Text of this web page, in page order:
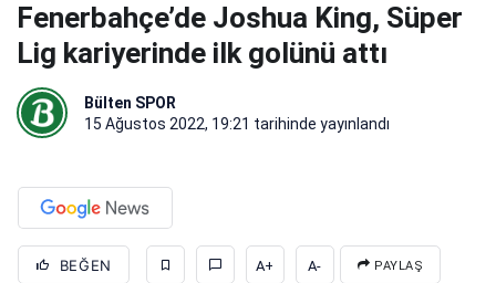
Fenerbahçe’de Joshua King, Süper
Lig kariyerinde ilk golünü attı
Bülten SPOR
15 Ağustos 2022, 19:21 tarihinde yayınlandı
BEĞEN A+ A- PAYLAŞ